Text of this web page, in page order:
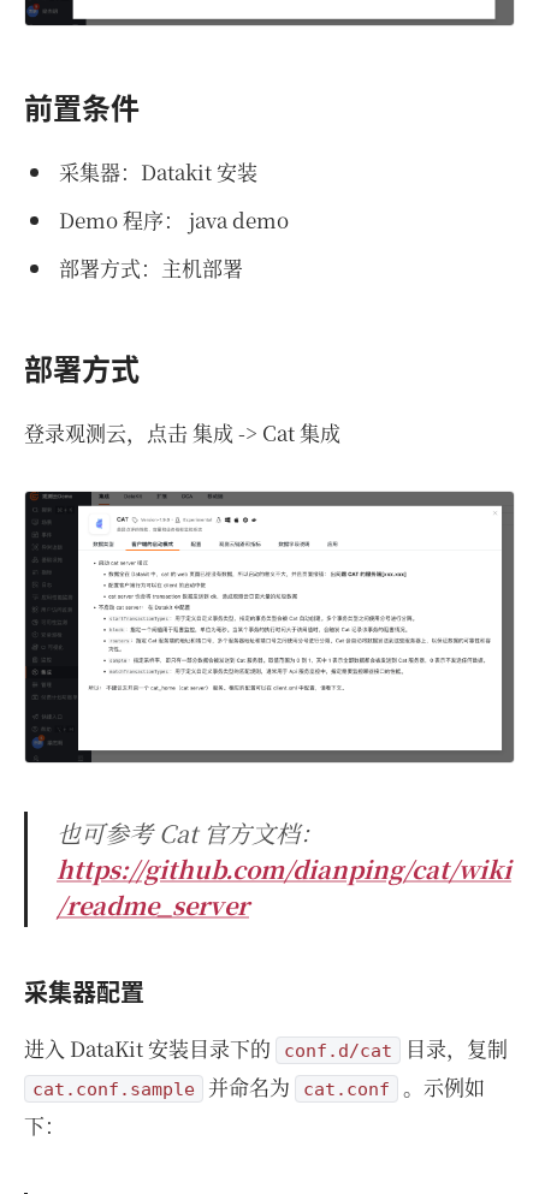
前置条件
采集器：Datakit 安装
Demo 程序： java demo
部署方式：主机部署
部署方式
登录观测云，点击 集成 -> Cat 集成
也可参考 Cat 官方文档：
https://github.com/dianping/cat/wiki
/readme_server
采集器配置
进入 DataKit 安装目录下的 conf.d/cat 目录，复制
cat.conf.sample 并命名为 cat.conf
。示例如
下：